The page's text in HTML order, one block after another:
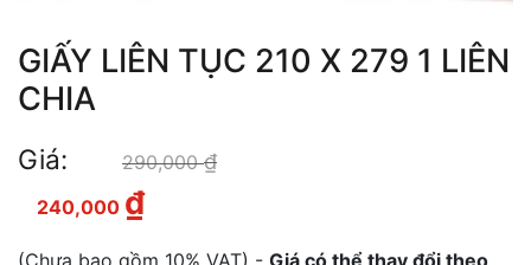
GIẤY LIÊN TỤC 210 X 279 1 LIÊN
CHIA
Giá: 290,000₫
240,000 ₫
(Chưa bao gồm 10% VAT) - Giá có thể thay đổi theo